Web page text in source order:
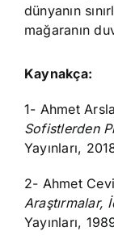
dünyanın
mağaranın
Kaynakça:
1- Ahmet
Sofistlerden
Yayınları,
2- Ahmet
Araştırmalar,
Yayınları,